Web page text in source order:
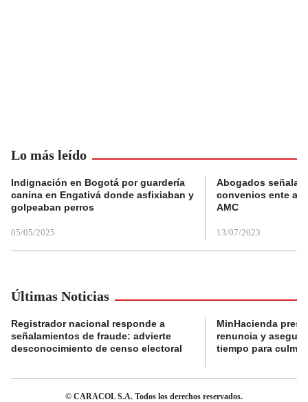
Lo más leído
Indignación en Bogotá por guardería
canina en Engativá donde asfixiaban y
golpeaban perros
05/05/2025
Abogados
convenios ente
AMC
13/07/2023
Últimas Noticias
Registrador nacional responde a
señalamientos de fraude: advierte
desconocimiento de censo electoral
MinHacienda
renuncia y
tiempo para
© CARACOL S.A. Todos los derechos reservados.